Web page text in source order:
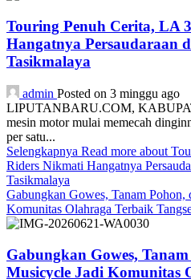
Touring Penuh Cerita, LA
Hangatnya Persaudaraan
Tasikmalaya
admin Posted on 3 minggu ago
LIPUTANBARU.COM,
mesin motor mulai memecah
per satu...
Selengkapnya Read more about
Riders Nikmati Hangatnya
Tasikmalaya
Gabungkan Gowes, Tanam
Komunitas Olahraga Terbaik
Gabungkan Gowes,
Musicycle Jadi Komunitas